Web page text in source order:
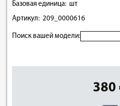
Базовая единица: шт
Артикул: 209_0000616
Поиск вашей модели:
380